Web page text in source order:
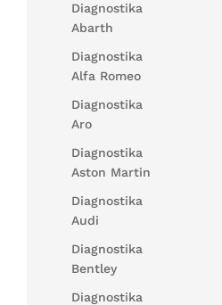
Diagnostika
Abarth
Diagnostika
Alfa Romeo
Diagnostika
Aro
Diagnostika
Aston Martin
Diagnostika
Audi
Diagnostika
Bentley
Diagnostika